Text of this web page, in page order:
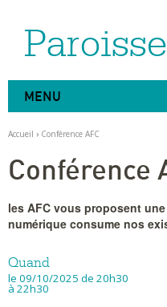
Outils
personnels
MENU
Accueil › Conférence AFC
Conférence
les AFC vous proposent
numérique consume nos
Quand
le 09/10/2025 de 20h30
à 22h30